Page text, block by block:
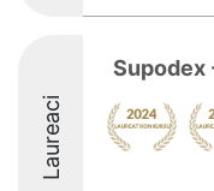
Laureaci
Supodex